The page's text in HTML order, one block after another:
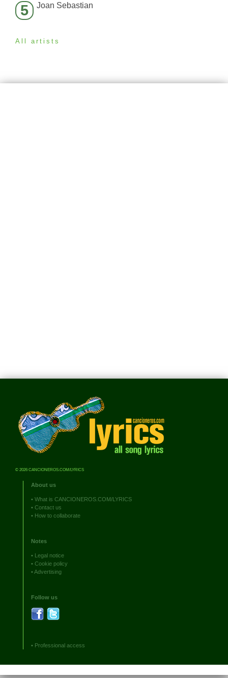
5 Joan Sebastian
All artists
© 2026 CANCIONEROS.COM/LYRICS
About us
• What is CANCIONEROS.COM/LYRICS
• Contact us
• How to collaborate
Notes
• Legal notice
• Cookie policy
•Advertising
Follow us
• Professional access